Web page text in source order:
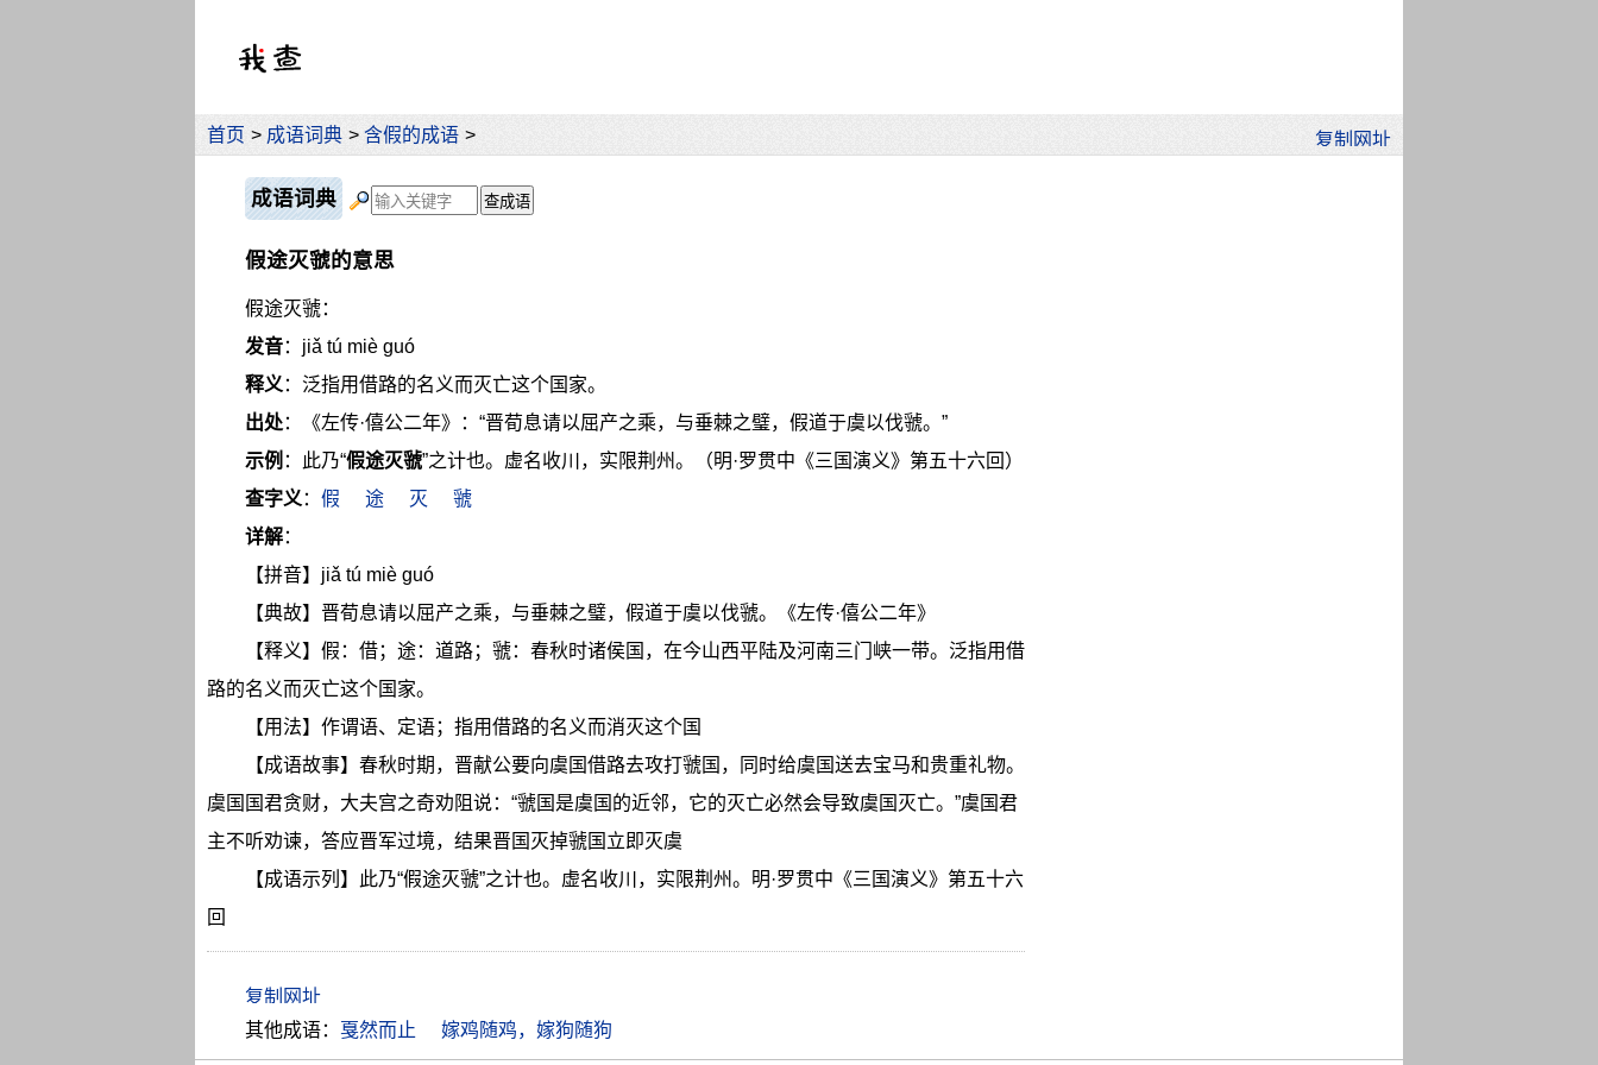
首页 > 成语词典 > 含假的成语 >
成语词典
假途灭虢的意思
假途灭虢：
发音：jiǎ tú miè guó
释义：泛指用借路的名义而灭亡这个国家。
出处：《左传·僖公二年》：“晋荀息请以屈产之乘，与垂棘之璧，假道于虞以伐虢。”
示例 ：此乃“假途灭虢”之计也。虚名收川，实限荆州。（明·罗贯中《三国演义》第五十六回）
查字义： 假 途 灭
虢
详解：
【拼音】jiǎ tú miè guó
【典故】晋荀息请以屈产之乘，与垂棘之璧，假道于虞以伐虢。《左传·僖公二年》
【释义】假：借；途：道路；虢：春秋时诸侯国，在今山西平陆及河南三门峡一带。泛指用借
路的名义而灭亡这个国家。
【用法】作谓语、定语；指用借路的名义而消灭这个国
【成语故事】春秋时期，晋献公要向虞国借路去攻打虢国，同时给虞国送去宝马和贵重礼物。
虞国国君贪财，大夫宫之奇劝阻说：“虢国是虞国的近邻，它的灭亡必然会导致虞国灭亡。”虞国君
主不听劝谏，答应晋军过境，结果晋国灭掉虢国立即灭虞
【成语示列】此乃“假途灭虢”之计也。虚名收川，实限荆州。明·罗贯中《三国演义》第五十六
回
其他成语： 戛然而止 嫁鸡随鸡，嫁狗随狗